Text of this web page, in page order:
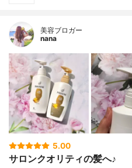
美容ブロガー
nana
5.00
サロンクオリティの髪へ♪